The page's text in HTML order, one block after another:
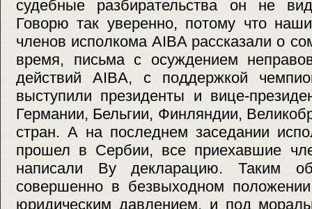
судебные разбирательства он не
Говорю так уверенно, потому что
членов исполкома AIBA рассказали о
время, письма с осуждением
действий AIBA, с поддержкой
выступили президенты и вице-
Германии, Бельгии, Финляндии,
стран. А на последнем заседании
прошел в Сербии, все приехавшие
написали Ву декларацию. Таким
совершенно в безвыходном
юридическим давлением, и под